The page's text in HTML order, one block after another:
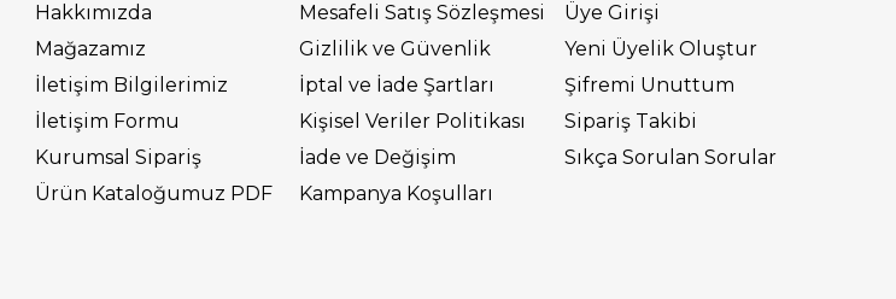
Hakkımızda
Mağazamız
İletişim Bilgilerimiz
İletişim Formu
Kurumsal Sipariş
Ürün Kataloğumuz PDF
Mesafeli Satış Sözleşmesi
Gizlilik ve Güvenlik
İptal ve İade Şartları
Kişisel Veriler Politikası
İade ve Değişim
Kampanya Koşulları
Üye Girişi
Yeni Üyelik Oluştur
Şifremi Unuttum
Sipariş Takibi
Sıkça Sorulan Sorular